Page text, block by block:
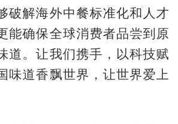
破解海外中餐标准化和人才
能确保全球消费者品尝到原
道。让我们携手，以科技赋
味道香飘世界，让世界爱上